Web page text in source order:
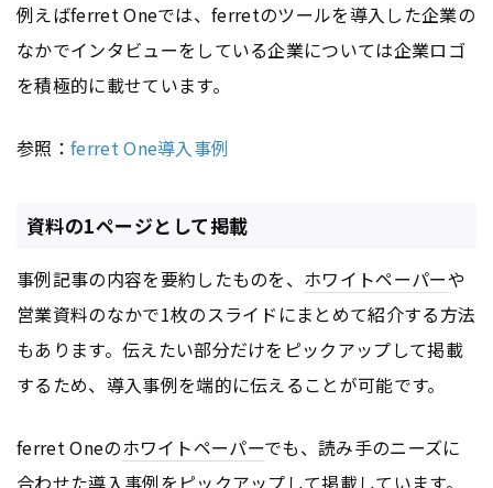
例えばferret Oneでは、ferretのツールを導入した企業の
なかでインタビューをしている企業については企業ロゴ
を積極的に載せています。
参照： ferret One導入事例
資料の1ページとして掲載
事例記事の内容を要約したものを、 ホワイトペーパーや
営業資料のなかで1枚のスライドにまとめて紹介する方法
もあります。伝えたい部分だけをピックアップして掲載
するため、導入事例を端的に伝えることが可能です。
ferret Oneのホワイトペーパーでも、読み手のニーズに